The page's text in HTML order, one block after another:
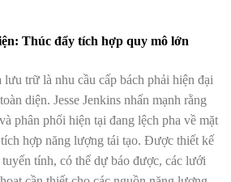
Thúc đẩy tích hợp quy mô lớn
trữ là nhu cầu cấp bách phải hiện đại
diện. Jesse Jenkins nhấn mạnh rằng
phân phối hiện tại đang lệch pha về mặt
hợp năng lượng tái tạo. Được thiết kế
tính, có thể dự báo được, các lưới